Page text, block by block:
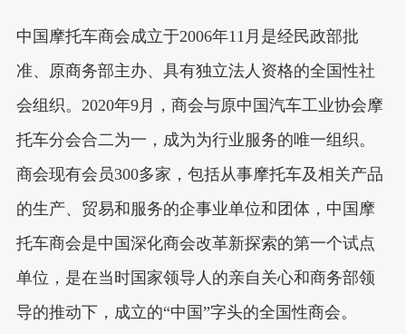
中国摩托车商会成立于2006年11月是经民政部批
准、原商务部主办、具有独立法人资格的全国性社
会组织。2020年9月，商会与原中国汽车工业协会摩
托车分会合二为一，成为为行业服务的唯一组织。
商会现有会员300多家，包括从事摩托车及相关产品
的生产、贸易和服务的企事业单位和团体，中国摩
托车商会是中国深化商会改革新探索的第一个试点
单位，是在当时国家领导人的亲自关心和商务部领
导的推动下，成立的“中国”字头的全国性商会。